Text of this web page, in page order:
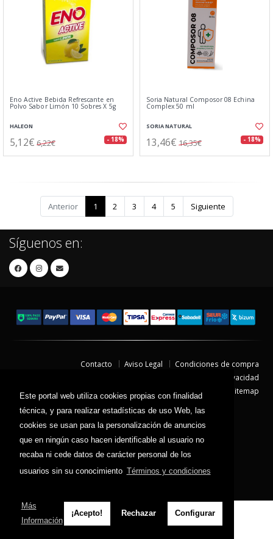
Este portal web utiliza cookies propias con finalidad
técnica, y para realizar estadísticas de uso Web, las
cookies se usan para la personalización de anuncios
que en ningún caso hacen identificable al usuario no
recaba ni cede datos de carácter personal de los
usuarios sin su conocimiento Términos y condiciones
Más
Información
¡Acepto! Rechazar Configurar
Eno Active Bebida Refrescante en
Polvo Sabor Limón 10 Sobres X 5g
HALEON
5,12€ 6,22€ - 18%
Soria Natural Composor 08 Echina
Complex 50 ml
SORIA NATURAL
13,46€ 16,35€ - 18%
Anterior 1 2 3 4 5 Siguiente
Síguenos en:
Contacto Aviso Legal
Condiciones de compra
Política de Privacidad
Política de Cookies
Sitemap
© 2026 - Todos los derechos reservados.